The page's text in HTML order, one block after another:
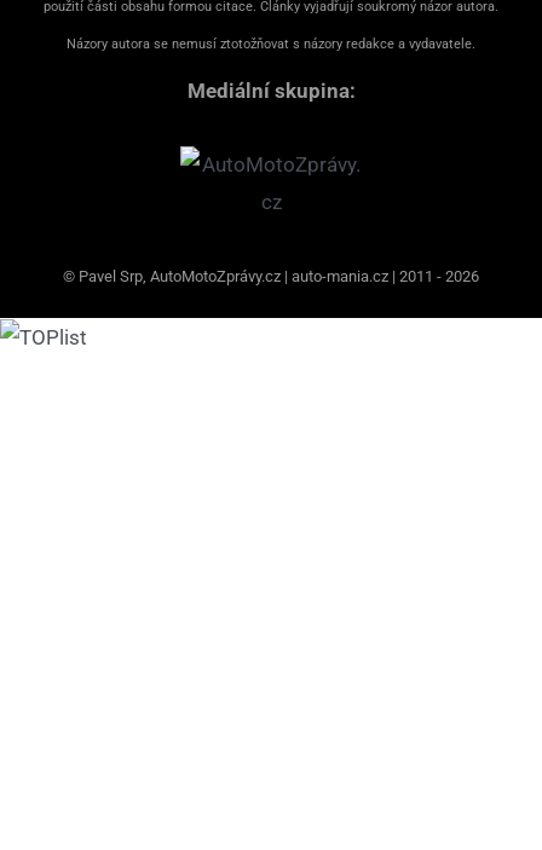
použití části obsahu formou citace. Články vyjadřují soukromý názor autora.
Názory autora se nemusí ztotožňovat s názory redakce a vydavatele.
Mediální skupina:
© Pavel Srp, AutoMotoZprávy.cz | auto-mania.cz | 2011 - 2026